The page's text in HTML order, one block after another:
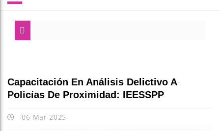
Capacitación En Análisis Delictivo A
Policías De Proximidad: IEESSPP
06 Mar 2025